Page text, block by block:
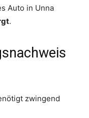
Auto in Unna
.
zwingend